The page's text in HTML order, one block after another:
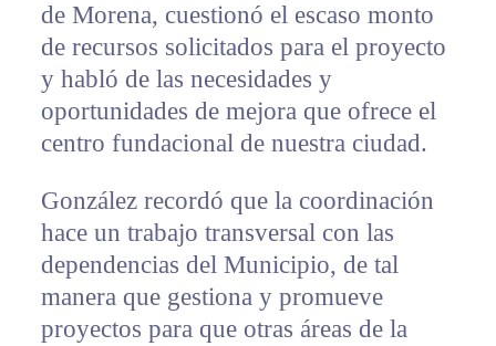
de Morena, cuestionó el escaso monto
de recursos solicitados para el proyecto
y habló de las necesidades y
oportunidades de mejora que ofrece el
centro fundacional de nuestra ciudad.
González recordó que la coordinación
hace un trabajo transversal con las
dependencias del Municipio, de tal
manera que gestiona y promueve
proyectos para que otras áreas de la